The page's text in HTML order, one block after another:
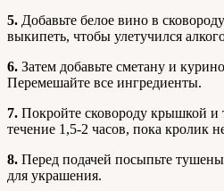
5. Добавьте белое вино в
выкипеть, чтобы улетучился
6. Затем добавьте сметану и
Перемешайте все ингредиенты.
7. Покройте сковороду крышкой и
течение 1,5-2 часов, пока кролик
8. Перед подачей посыпьте
для украшения.